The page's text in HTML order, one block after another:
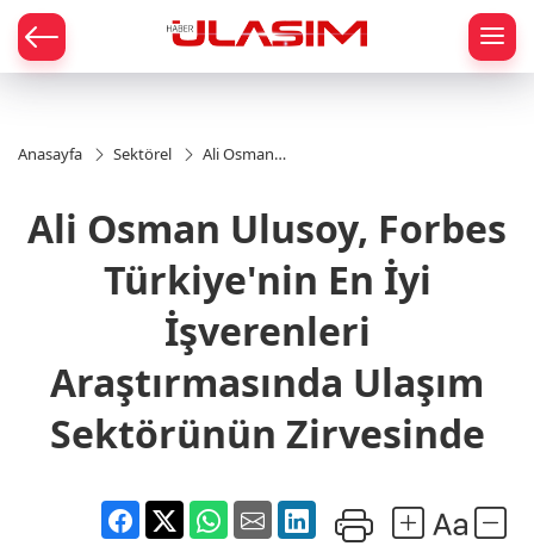
Anasayfa Sektörel
Ali Osman
İyi İşverenleri
Araştırmasında
Sektörünün
Zirvesinde
Ali Osman Ulusoy, Forbes
Türkiye'nin En İyi
İşverenleri
Araştırmasında Ulaşım
Sektörünün Zirvesinde